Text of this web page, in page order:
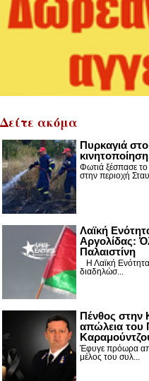
Δείτε ακόμα
Πυρκαγιά
Φωτιά ξέσπασε
στην περιοχή
Λαϊκή
Αργολίδας:
Παλαιστίνη
Η Λαϊκή
διαδηλώσ...
Πένθος στην
απώλεια
Έφυγε πρόωρα
μέλος του συλ...